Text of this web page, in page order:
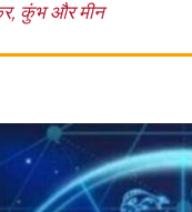
कुंभ और मीन